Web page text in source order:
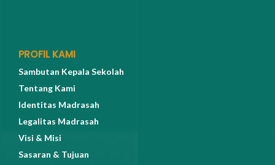
PROFIL KAMI
Sambutan Kepala Sekolah
Tentang Kami
Identitas Madrasah
Legalitas Madrasah
Visi & Misi
Sasaran & Tujuan